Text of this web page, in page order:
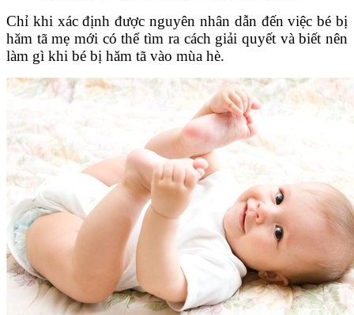
Chỉ khi xác định được nguyên nhân dẫn đến việc bé bị
hăm tã mẹ mới có thể tìm ra cách giải quyết và biết nên
làm gì khi bé bị hăm tã vào mùa hè.